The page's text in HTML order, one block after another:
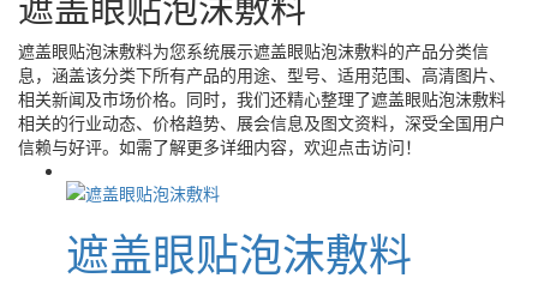
遮盖眼贴泡沫敷料为您系统展示遮盖眼贴泡沫敷料的产品分类信
息，涵盖该分类下所有产品的用途、型号、适用范围、高清图片、
相关新闻及市场价格。同时，我们还精心整理了遮盖眼贴泡沫敷料
相关的行业动态、价格趋势、展会信息及图文资料，深受全国用户
信赖与好评。如需了解更多详细内容，欢迎点击访问！
遮盖眼贴泡沫敷料